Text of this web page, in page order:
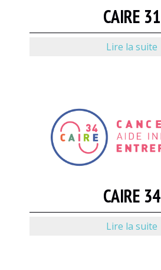
CAIRE 31
Lire la suite
CAIRE 34
Lire la suite